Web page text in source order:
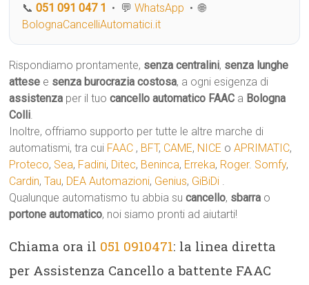
📞051 091 047 1 • 💬WhatsApp • 🌐
BolognaCancelliAutomatici.it
Rispondiamo prontamente, senza centralini, senza lunghe
attese e senza burocrazia costosa, a ogni esigenza di
assistenza per il tuocancello automatico FAAC a Bologna
Colli.
Inoltre, offriamo supporto per tutte le altre marche di
automatismi, tra cui FAAC , BFT, CAME, NICE oAPRIMATIC,
Proteco, Sea, Fadini, Ditec, Beninca, Erreka, Roger. Somfy,
Cardin,Tau, DEA Automazioni, Genius, GiBiDi .
Qualunque automatismo tu abbia sucancello, sbarra o
portone automatico, noi siamo pronti ad aiutarti!
Chiama ora il 051 0910471: la linea diretta
per Assistenza Cancello a battente FAAC